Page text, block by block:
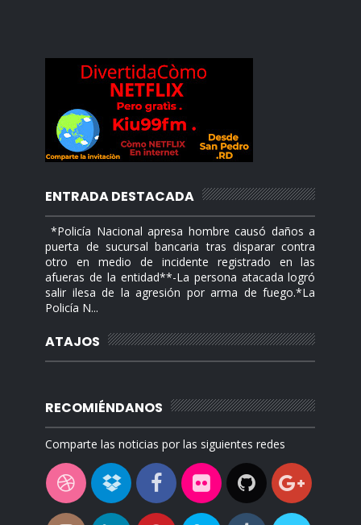
ENTRADA DESTACADA
*Policía Nacional apresa hombre causó daños a
puerta de sucursal bancaria tras disparar contra
otro en medio de incidente registrado en las
afueras de la entidad**-La persona atacada logró
salir ilesa de la agresión por arma de fuego.*La
Policía N...
ATAJOS
RECOMIÉNDANOS
Comparte las noticias por las siguientes redes